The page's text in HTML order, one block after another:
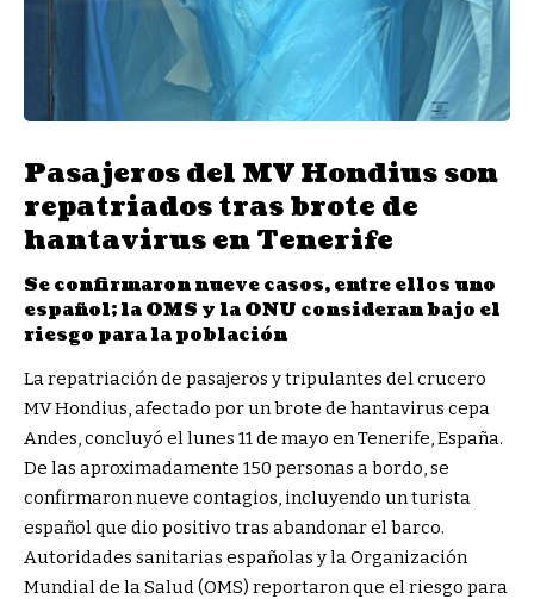
Pasajeros del MV Hondius son
repatriados tras brote de
hantavirus en Tenerife
Se confirmaron nueve casos, entre ellos uno
español; la OMS y la ONU consideran bajo el
riesgo para la población
La repatriación de pasajeros y tripulantes del crucero
MV Hondius, afectado por un brote de hantavirus cepa
Andes, concluyó el lunes 11 de mayo en Tenerife, España.
De las aproximadamente 150 personas a bordo, se
confirmaron nueve contagios, incluyendo un turista
español que dio positivo tras abandonar el barco.
Autoridades sanitarias españolas y la Organización
Mundial de la Salud (OMS) reportaron que el riesgo para